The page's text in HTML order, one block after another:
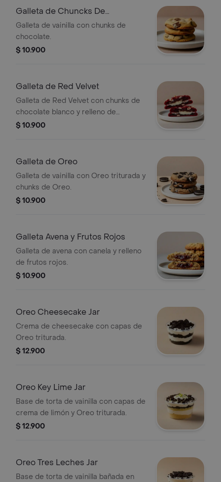
Galleta de Chuncks De
Chocolate
Galleta de vainilla con chunks de
chocolate.
$ 10.900
Galleta de Red Velvet
Galleta de Red Velvet con chunks de
chocolate blanco y relleno de
Cheesecake.
$ 10.900
Galleta de Oreo
Galleta de vainilla con Oreo triturada y
chunks de Oreo.
$ 10.900
Galleta Avena y Frutos Rojos
Galleta de avena con canela y relleno
de frutos rojos.
$ 10.900
Oreo Cheesecake Jar
Crema de cheesecake con capas de
Oreo triturada.
$ 12.900
Oreo Key Lime Jar
Base de torta de vainilla con capas de
crema de limón y Oreo triturada.
$ 12.900
Oreo Tres Leches Jar
Base de torta de vainilla bañada en